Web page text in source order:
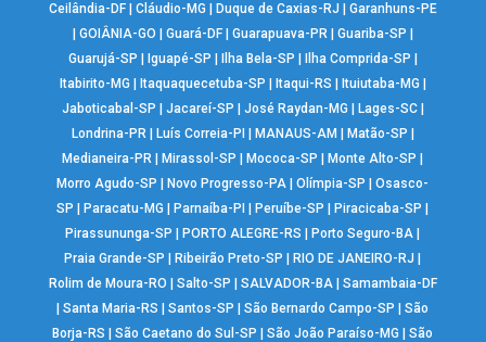
Ceilândia-DF| Cláudio-MG Duque de Caxias-RJ
Garanhuns-PE
GOIÂNIA-GO Guará-DF| Guarapuava-PR| Guariba-SP
Guarujá-SP
Iguapé-SP Ilha Bela-SP Ilha Comprida-SP
Itabirito-MG
Itaquaquecetuba-SP Itaqui-RS Ituiutaba-MG
Jaboticabal-SP
Jacareí-SP José Raydan-MG Lages-SC|
Londrina-PR| Luís Correia-PI MANAUS-AM Matão-SP
Medianeira-PR
Mirassol-SP Mococa-SP Monte Alto-SP
Morro Agudo-SP
Novo Progresso-PA |Olímpia-SP |Osasco-
SP
Paracatu-MG Parnaíba-PI Peruíbe-SP Piracicaba-SP
Pirassununga-SP
PORTO ALEGRE-RS Porto Seguro-BA
Praia Grande-SP
Ribeirão Preto-SP RIO DE JANEIRO-RJ
Rolim de Moura-RO
Salto-SP SALVADOR-BA| Samambaia-DF
|Santa Maria-RS |Santos-SP |São Bernardo Campo-SP |São
Borja-RS
|São Caetano do Sul-SP |São João Paraíso-MG |São